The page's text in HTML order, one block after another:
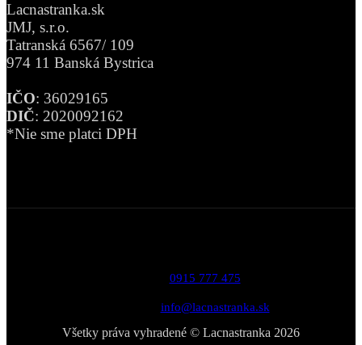
Lacnastranka.sk
JMJ, s.r.o.
Tatranská 6567/ 109
974 11 Banská Bystrica
IČO: 36029165
DIČ: 2020092162
*Nie sme platci DPH
0915 777 475
info@lacnastranka.sk
Všetky práva vyhradené © Lacnastranka 2026